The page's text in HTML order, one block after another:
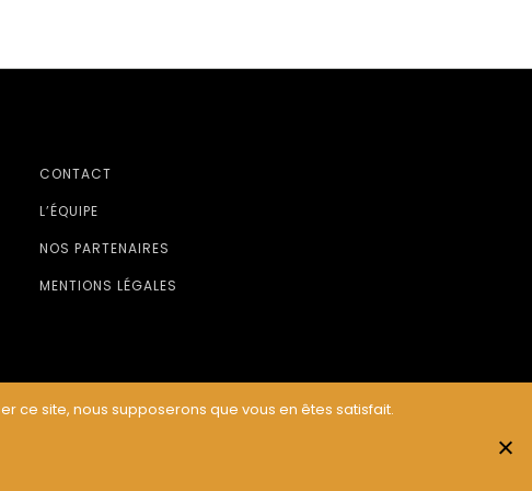
CONTACT
L’ÉQUIPE
NOS PARTENAIRES
MENTIONS LÉGALES
ce site, nous supposerons que vous en êtes satisfait.